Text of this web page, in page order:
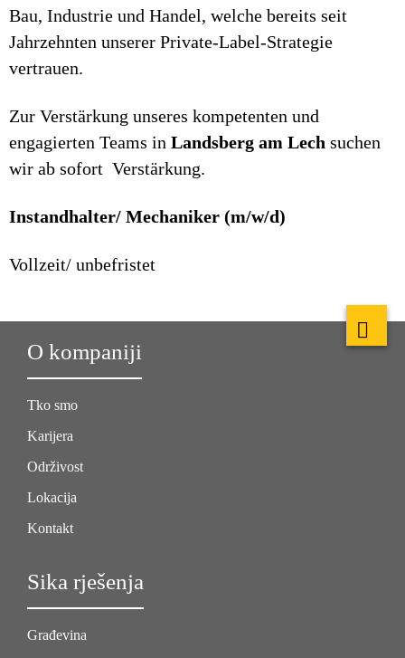
Bau, Industrie und Handel, welche bereits seit
Jahrzehnten unserer Private-Label-Strategie
vertrauen.
Zur Verstärkung unseres kompetenten und
engagierten Teams in Landsberg am Lech suchen
wir ab sofort Verstärkung.
Instandhalter/ Mechaniker (m/w/d)
Vollzeit/ unbefristet
O kompaniji
Tko smo
Karijera
Održivost
Lokacija
Kontakt
Sika rješenja
Građevina